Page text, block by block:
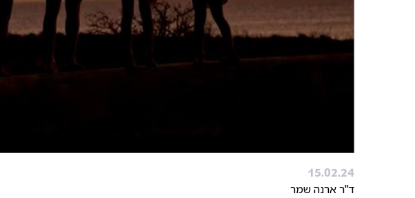
15.02.24
ד"ר ארנה שמר